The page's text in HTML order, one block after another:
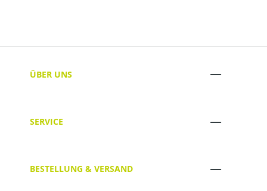
ÜBER UNS
SERVICE
BESTELLUNG & VERSAND